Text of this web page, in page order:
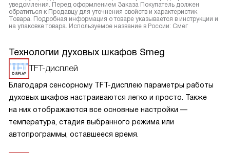
уведомления. Перед оформлением Заказа Покупатель должен
обратиться к Продавцу для уточнения свойств и характеристик
Товара. Подробная информация о товаре указывается в инструкции и
на упаковке товара. Используемое название в России: Смег
Технологии духовых шкафов Smeg
TFT-дисплей
Благодаря сенсорному TFT-дисплею параметры работы
духовых шкафов настраиваются легко и просто. Также
на них отображаются все основные настройки —
температура, стадия выбранного режима или
автопрограммы, оставшееся время.